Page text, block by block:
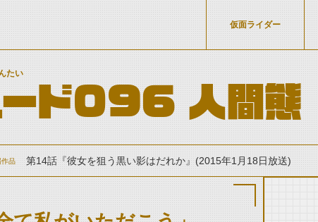
仮面ライダー
たい
ード096 人間態
作品 第14話『彼女を狙う黒い影はだれか』(2015年1月18日放送)